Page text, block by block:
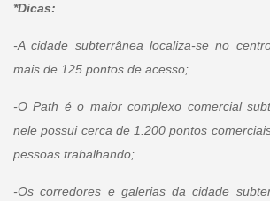
*Dicas:
-A cidade subterrânea localiza-se no
mais de 125 pontos de acesso;
-O Path é o maior complexo comercial
nele possui cerca de 1.200 pontos
pessoas trabalhando;
-Os corredores e galerias da cidade